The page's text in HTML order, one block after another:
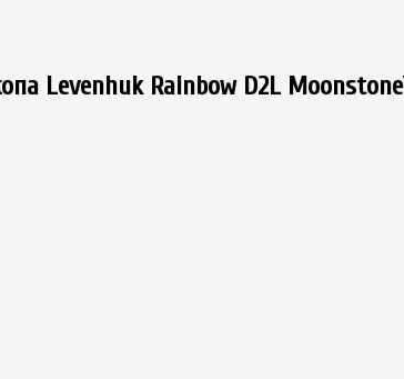
Levenhuk Rainbow D2L